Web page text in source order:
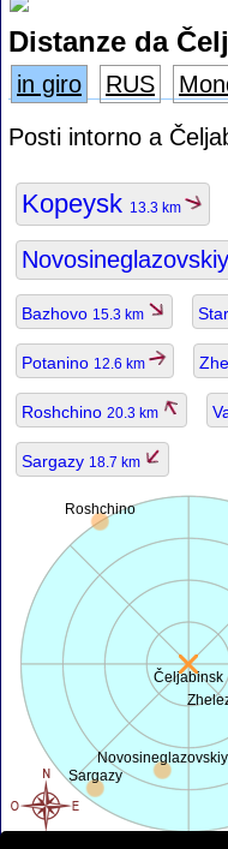
Distanze da
in giro RUS
Posti intorno a
Kopeysk 13.3 km
Novosineglazovskiy
Bazhovo 15.3 km
Potanino 12.6 km
Roshchino 20.3 km
Sargazy 18.7 km
Čeljabinsk
Novosineglazovskiy
Roshchino
Sargazy